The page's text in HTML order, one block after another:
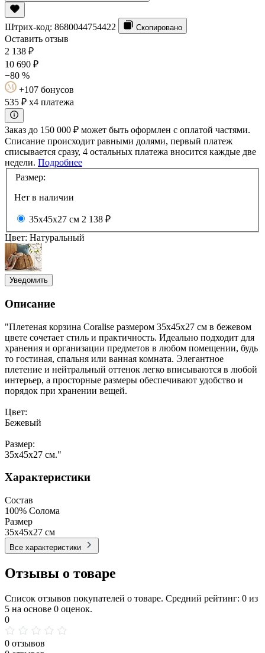
Штрих-код: 8680044754422 Скопировано
Оставить отзыв
2 138 ₽
10 690 ₽
−80 %
+107 бонусов
535 ₽ x4 платежа
Заказ до 150 000 ₽ может быть оформлен с оплатой частями.
Списание происходит равными долями, первый платеж
списывается сразу, 4 остальных платежа вносится каждые две
недели. Подробнее
Размер:
Нет в наличии
35x45x27 см 2 138 ₽
Цвет: Натуральный
Уведомить
Описание
"Плетеная корзина Coralise размером 35x45x27 см в бежевом
цвете сочетает стиль и практичность. Идеально подходит для
хранения и организации предметов в любом помещении, будь
то гостиная, спальня или ванная комната. Элегантное
плетение и нейтральный оттенок легко вписываются в любой
интерьер, а просторные размеры обеспечивают удобство и
порядок при хранении вещей.
Цвет:
Бежевый
Размер:
35x45x27 см."
Характеристики
Состав
100% Солома
Размер
35x45x27 см
Все характеристики
Отзывы о товаре
Список отзывов покупателей о товаре. Средний рейтинг: 0 из
5 на основе 0 оценок.
0
0 отзывов